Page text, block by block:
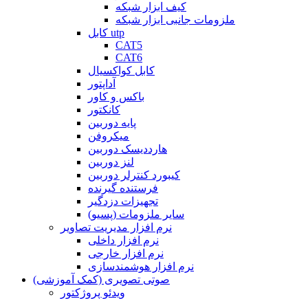
کیف ابزار شبکه
ملزومات جانبی ابزار شبکه
کابل utp
CAT5
CAT6
کابل کواکسیال
آداپتور
باکس و کاور
کانکتور
پایه دوربین
میکروفن
هارددیسک دوربین
لنز دوربین
کیبورد کنترلر دوربین
فرستنده گیرنده
تجهیزات دزدگیر
سایر ملزومات (پسیو)
نرم افزار مدیریت تصاویر
نرم افزار داخلی
نرم افزار خارجی
نرم افزار هوشمندسازی
صوتی تصویری (کمک آموزشی)
ویدئو پروژکتور